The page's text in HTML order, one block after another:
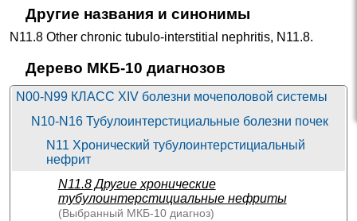
20А
Альберта Камалеева
Казань, пр-т Альберта
+7(843..показать
от
1225₽
Биомед на Туфана
Миннуллина
Казань, ул. Туфана Миннуллина,
+7(843..показать
от 1225₽
Запись
Дорожная клиническая
больница ОАО «РЖД»
Санкт-Петербург, пр-т
Мечникова, д. 27
+7(812..показать
Резонанс-Мед на
Машиностроителей 16
Челябинск, ул.
Машиностроителей, д. 16
+7(351..показать
Другие названия и синонимы
N11.8 Other chronic tubulo-interstitial nephritis, N11.8.
Дерево МКБ-10 диагнозов
N00-N99 КЛАСС XIV болезни мочеполовой системы
N10-N16 Тубулоинтерстициальные болезни почек
N11 Хронический тубулоинтерстициальный
нефрит
N11.8Другие хронические
тубулоинтерстициальные нефриты
(Выбранный МКБ-10диагноз)